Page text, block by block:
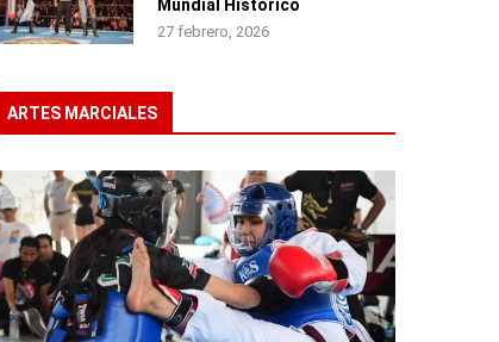
Mundial Histórico
27 febrero, 2026
ARTES MARCIALES